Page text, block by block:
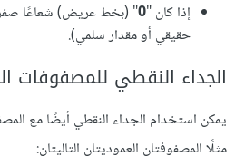
إذا كان "0
حقيقي أو مقدار سلمي).
الجداء النقطي للمصفوفات
يمكن استخدام الجداء النقطي أيضًا مع
مثلًا المصفوفتان العموديتان التاليتان: